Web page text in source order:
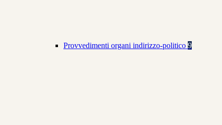
Provvedimenti organi indirizzo-politico 9